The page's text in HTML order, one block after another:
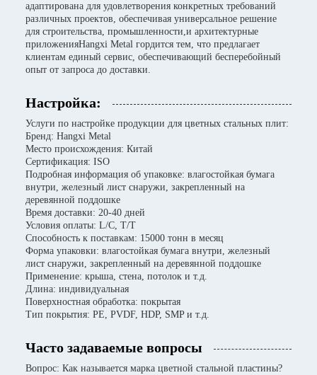
адаптирована для удовлетворения конкретных требований
различных проектов, обеспечивая универсальное решение
для строительства, промышленности,и архитектурные
приложенияHangxi Metal гордится тем, что предлагает
клиентам единый сервис, обеспечивающий бесперебойный
опыт от запроса до доставки.
Настройка:
Услуги по настройке продукции для цветных стальных плит:
Бренд: Hangxi Metal
Место происхождения: Китай
Сертификация: ISO
Подробная информация об упаковке: влагостойкая бумага
внутри, железный лист снаружи, закрепленный на
деревянной поддошке
Время доставки: 20-40 дней
Условия оплаты: L/C, T/T
Способность к поставкам: 15000 тонн в месяц
Форма упаковки: влагостойкая бумага внутри, железный
лист снаружи, закрепленный на деревянной поддошке
Применение: крыша, стена, потолок и т.д.
Длина: индивидуальная
Поверхностная обработка: покрытая
Тип покрытия: PE, PVDF, HDP, SMP и т.д.
Часто задаваемые вопросы
Вопрос: Как называется марка цветной стальной пластины?